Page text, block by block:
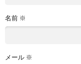
名前 ※
メール ※